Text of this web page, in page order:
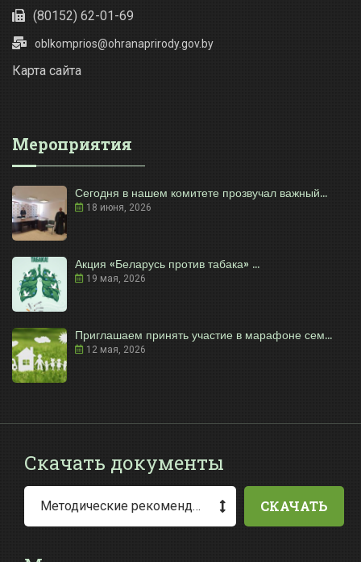
(80152) 62-01-69
oblkomprios@ohranaprirody.gov.by
Карта сайта
Мероприятия
Сегодня в нашем комитете прозвучал важный...
18 июня, 2026
Акция «Беларусь против табака» ...
19 мая, 2026
Приглашаем принять участие в марафоне сем...
12 мая, 2026
Скачать документы
Методические рекомендации по заполнению заявления о выдаче разрешения на специальное водопользование СКАЧАТЬ